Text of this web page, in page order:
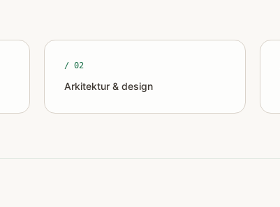
/ 02
Arkitektur & design